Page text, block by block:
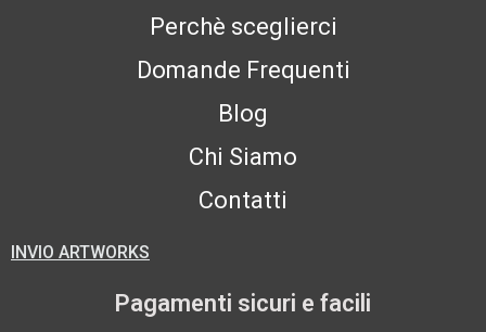
Perchè sceglierci
Domande Frequenti
Blog
Chi Siamo
Contatti
INVIO ARTWORKS
Pagamenti sicuri e facili